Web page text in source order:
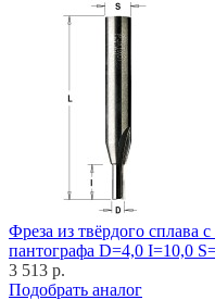
Фреза из твёрдого
пантографа D=4,0 I=10,0
3 513 р.
Подобрать аналог